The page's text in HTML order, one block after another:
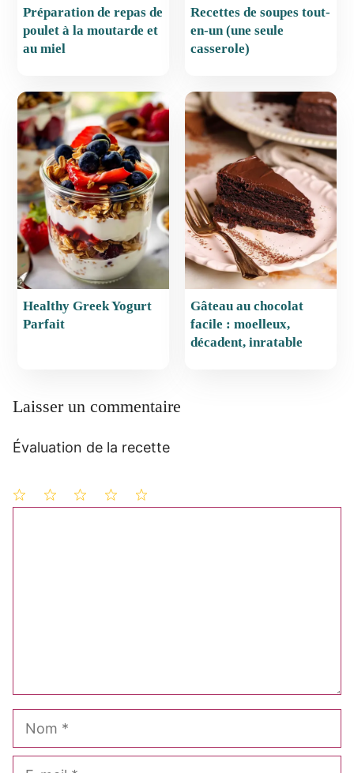
Préparation de repas de
poulet à la moutarde et
au miel
Recettes de soupes tout-
en-un (une seule
casserole)
Healthy Greek Yogurt
Parfait
Gâteau au chocolat
facile : moelleux,
décadent, inratable
Laisser un commentaire
Évaluation de la recette